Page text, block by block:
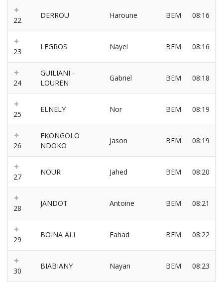
22
DERROU Haroune BEM 08:16
23
LEGROS Nayel BEM 08:16
24
GUILIANI -
LOUREN
Gabriel BEM 08:18
25
ELNELY Nor BEM 08:19
26
EKONGOLO
NDOKO
Jason BEM 08:19
27
NOUR Jahed BEM 08:20
28
JANDOT Antoine BEM 08:21
29
BOINA ALI Fahad BEM 08:22
30
BIABIANY Nayan BEM 08:23